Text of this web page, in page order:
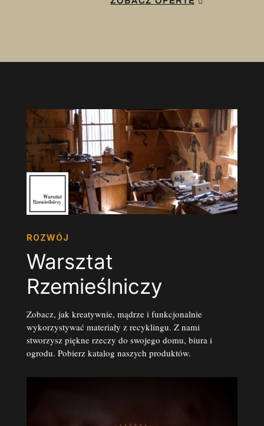
ROZWÓJ
Warsztat
Rzemieślniczy
Zobacz, jak kreatywnie, mądrze i funkcjonalnie
wykorzystywać materiały z recyklingu. Z nami
stworzysz piękne rzeczy do swojego domu, biura i
ogrodu. Pobierz katalog naszych produktów.